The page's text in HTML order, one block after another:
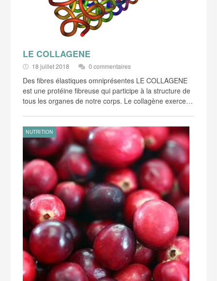
LE COLLAGENE
18 juillet 2018 0 commentaires
Des fibres élastiques omniprésentes LE COLLAGENE
est une protéine fibreuse qui participe à la structure de
tous les organes de notre corps. Le collagène exerce…
NUTRITION